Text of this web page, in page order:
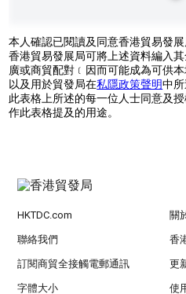
本人確認已閱讀及同意香港貿易發展
香港貿易發展局可將上述資料編入
廣或商貿配對﹝因而可能成為可供
以及用於貿發局在私隱政策聲明中
此表格上所述的每一位人士同意及
作此表格提及的用途。
HKTDC.com 關
聯絡我們 香
訂閱商貿全接觸電郵通訊 更
字體大小 使